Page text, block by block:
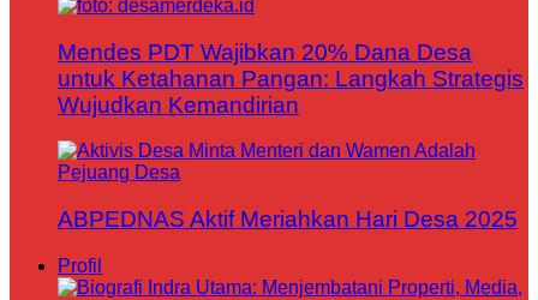
Mendes PDT Wajibkan 20% Dana Desa
untuk Ketahanan Pangan: Langkah Strategis
Wujudkan Kemandirian
ABPEDNAS Aktif Meriahkan Hari Desa 2025
Profil